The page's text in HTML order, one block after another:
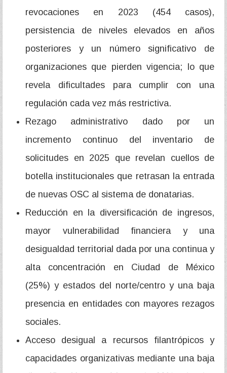
revocaciones en 2023 (454 casos),
persistencia de niveles elevados en años
posteriores y un número significativo de
organizaciones que pierden vigencia; lo que
revela dificultades para cumplir con una
regulación cada vez más restrictiva.
Rezago administrativo dado por un
incremento continuo del inventario de
solicitudes en 2025 que revelan cuellos de
botella institucionales que retrasan la entrada
de nuevas OSC al sistema de donatarias.
Reducción en la diversificación de ingresos,
mayor vulnerabilidad financiera y una
desigualdad territorial dada por una continua y
alta concentración en Ciudad de México
(25%) y estados del norte/centro y una baja
presencia en entidades con mayores rezagos
sociales.
Acceso desigual a recursos filantrópicos y
capacidades organizativas mediante una baja